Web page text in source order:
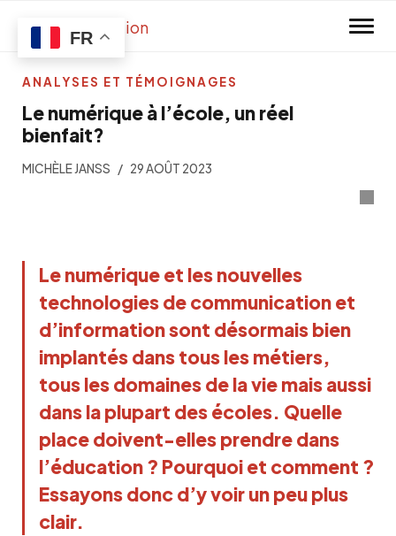
Le numérique à l’école, un réel
bienfait?
MICHÈLE JANSS 29 AOÛT 2023
Le numérique et les nouvelles
technologies de communication et
d’information sont désormais bien
implantés dans tous les métiers,
tous les domaines de la vie mais aussi
dans la plupart des écoles. Quelle
place doivent-elles prendre dans
l’éducation ? Pourquoi et comment ?
Essayons donc d’y voir un peu plus
clair.
ANALYSES ET TÉMOIGNAGES
FR